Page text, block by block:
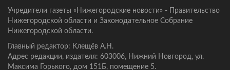
Учредители газеты «Нижегородские новости» - Правительство
Нижегородской области и Законодательное Собрание
Нижегородской области.
Главный редактор: Клещёв А.Н.
Адрес редакции, издателя: 603006, Нижний Новгород, ул.
Максима Горького, дом 151Б, помещение 5.